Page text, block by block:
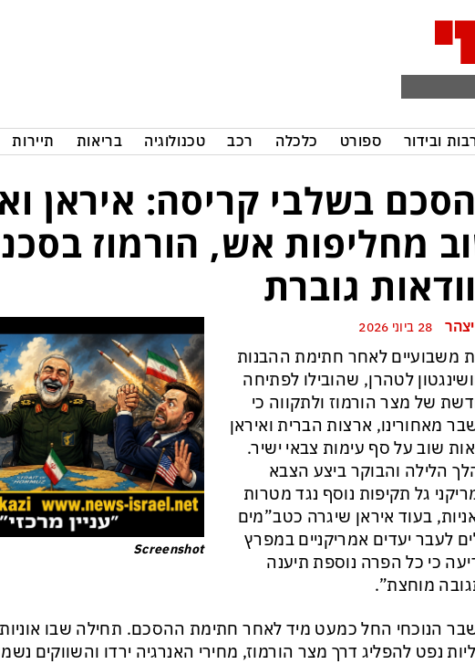
ובידור ספורט כלכלה רכב טכנולוגיה בריאות תיירות
בשלבי קריסה: איראן
מחליפות אש, הורמוז
גוברת
Screenshot
משבועיים לאחר חתימת ההבנות
לטהרן, שהובילו לפתיחה
של מצר הורמוז ולתקווה כי
מאחורינו, ארצות הברית ואיראן
שוב על סף עימות צבאי ישיר.
הלילה והבוקר ביצע הצבא
גל תקיפות נוסף נגד מטרות
בעוד איראן שיגרה כטב”מים
לעבר יעדים אמריקניים במפרץ
כי כל הפרה נוספת תיענה
מוחצת”.
הנוכחי החל כמעט מיד לאחר חתימת ההסכם. תחילה שבו
נפט להפליג דרך מצר הורמוז, מחירי האנרגיה ירדו והשווקים